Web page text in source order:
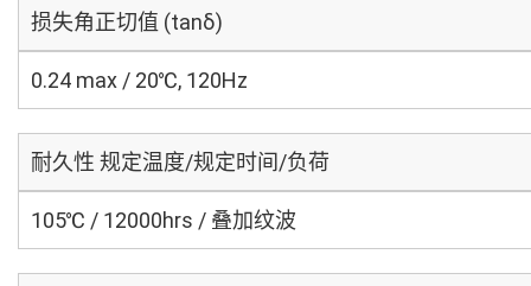
损失角正切值 (tanδ)
0.24 max / 20℃, 120Hz
耐久性 规定温度/规定时间/负荷
105℃ / 12000hrs / 叠加纹波